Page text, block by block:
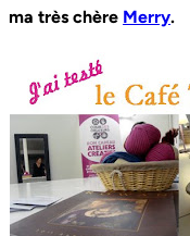
ma très chère Merry.